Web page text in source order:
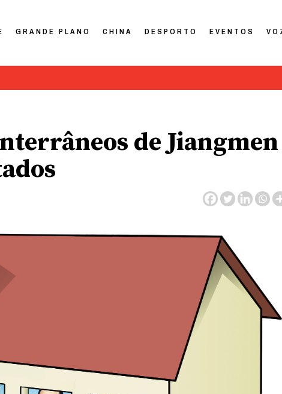
GRANDE PLANO CHINA DESPORTO EVENTOS
de Jiangmen